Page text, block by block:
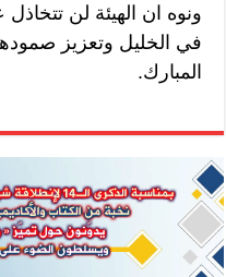
ونوه ان الهيئة لن
في الخليل وتعزيز
المبارك.